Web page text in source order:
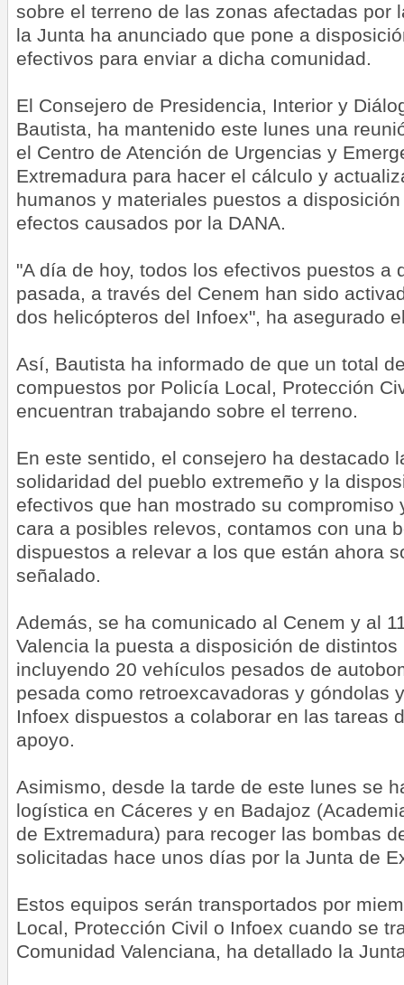
sobre el terreno de las zonas afectadas por
la Junta ha anunciado que pone a
efectivos para enviar a dicha comunidad.
El Consejero de Presidencia, Interior y
Bautista, ha mantenido este lunes una
el Centro de Atención de Urgencias y
Extremadura para hacer el cálculo y
humanos y materiales puestos a
efectos causados por la DANA.
"A día de hoy, todos los efectivos puestos a
pasada, a través del Cenem han sido
dos helicópteros del Infoex", ha asegurado
Así, Bautista ha informado de que un total
compuestos por Policía Local, Protección
encuentran trabajando sobre el terreno.
En este sentido, el consejero ha destacado
solidaridad del pueblo extremeño y la
efectivos que han mostrado su compromiso
cara a posibles relevos, contamos con una
dispuestos a relevar a los que están ahora
señalado.
Además, se ha comunicado al Cenem y al
Valencia la puesta a disposición de
incluyendo 20 vehículos pesados de
pesada como retroexcavadoras y góndolas
Infoex dispuestos a colaborar en las tareas
apoyo.
Asimismo, desde la tarde de este lunes se
logística en Cáceres y en Badajoz
de Extremadura) para recoger las bombas
solicitadas hace unos días por la Junta de
Estos equipos serán transportados por
Local, Protección Civil o Infoex cuando se
Comunidad Valenciana, ha detallado la